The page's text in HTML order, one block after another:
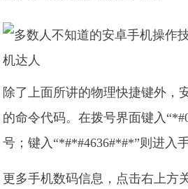
除了上面所讲的物理快捷键外，
的命令代码。在拨号界面键入
号；键入“*#*#4636#*#*”则进入
更多手机数码信息，点击右上方